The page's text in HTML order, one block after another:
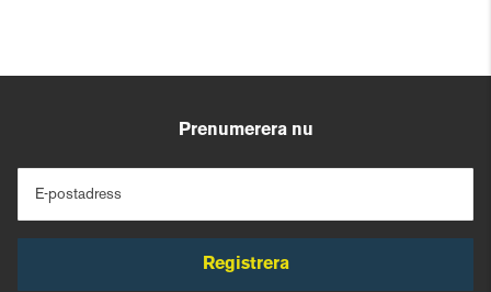
Prenumerera nu
E-postadress
Registrera